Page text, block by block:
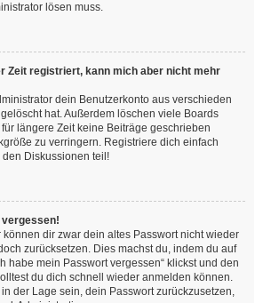
lösen muss.
Zeit registriert, kann mich aber nicht mehr
dein Benutzerkonto aus verschieden
hat. Außerdem löschen viele Boards
längere Zeit keine Beiträge geschrieben
zu verringern. Registriere dich einfach
Diskussionen teil!
vergessen!
können dir zwar dein altes Passwort nicht wieder
zurücksetzen. Dies machst du, indem du auf
habe mein Passwort vergessen“ klickst und den
du dich schnell wieder anmelden können.
der Lage sein, dein Passwort zurückzusetzen,